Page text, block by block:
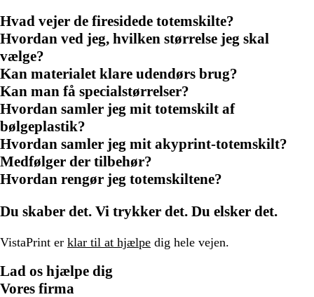
Hvad vejer de firesidede totemskilte?
Hvordan ved jeg, hvilken størrelse jeg skal
vælge?
Kan materialet klare udendørs brug?
Kan man få specialstørrelser?
Hvordan samler jeg mit totemskilt af
bølgeplastik?
Hvordan samler jeg mit akyprint-totemskilt?
Medfølger der tilbehør?
Hvordan rengør jeg totemskiltene?
Du skaber det. Vi trykker det. Du elsker det.
VistaPrint er klar til at hjælpe dig hele vejen.
Lad os hjælpe dig
Vores firma